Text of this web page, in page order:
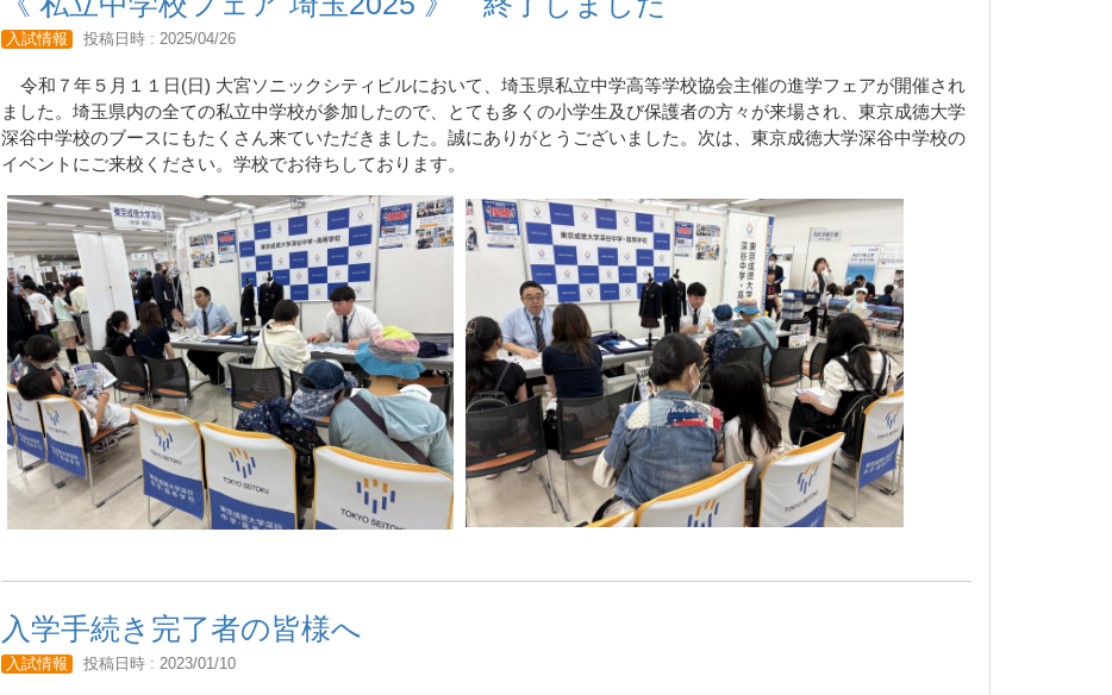
入試情報 投稿日時 : 2025/04/26
令和７年５月１１日(日) 大宮ソニックシティビルにおいて、埼玉県私立中学高等学校協会主催の進学フェアが開催され
ました。埼玉県内の全ての私立中学校が参加したので、とても多くの小学生及び保護者の方々が来場され、東京成徳大学
深谷中学校のブースにもたくさん来ていただきました。誠にありがとうございました。次は、東京成徳大学深谷中学校の
イベントにご来校ください。学校でお待ちしております。
入学手続き完了者の皆様へ
入試情報 投稿日時 : 2023/01/10